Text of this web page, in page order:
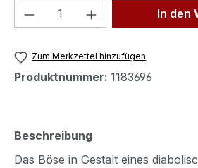
Produkt Anzahl: GibIn den
Zum Merkzettel hinzufügen
Produktnummer: 1183696
Beschreibung
Das Böse in Gestalt eines